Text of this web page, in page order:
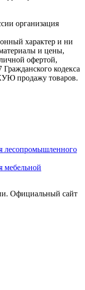
организация
характер и ни
и цены,
офертой,
кодекса
продажу товаров.
лесопромышленного
мебельной
Официальный сайт